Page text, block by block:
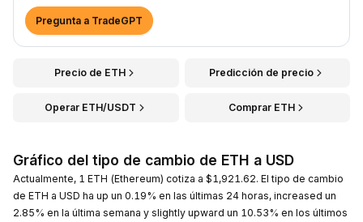
Pregunta a TradeGPT
Precio de ETH Predicción de precio
Operar ETH/USDT Comprar ETH
Gráfico del tipo de cambio de ETH a USD
Actualmente, 1 ETH (Ethereum) cotiza a $1,921.62. El tipo de cambio
de ETH a USD ha up un 0.19% en las últimas 24 horas, increased un
2.85% en la última semana y slightly upward un 10.53% en los últimos